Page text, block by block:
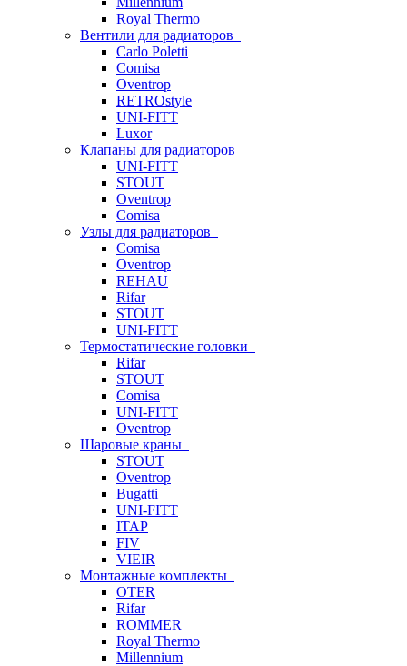
Royal Thermo
Вентили для радиаторов
Carlo Poletti
Comisa
Oventrop
RETROstyle
UNI-FITT
Luxor
Клапаны для радиаторов
UNI-FITT
STOUT
Oventrop
Comisa
Узлы для радиаторов
Comisa
Oventrop
REHAU
Rifar
STOUT
UNI-FITT
Термостатические головки
Rifar
STOUT
Comisa
UNI-FITT
Oventrop
Шаровые краны
STOUT
Oventrop
Bugatti
UNI-FITT
ITAP
FIV
VIEIR
Монтажные комплекты
OTER
Rifar
ROMMER
Royal Thermo
Millennium